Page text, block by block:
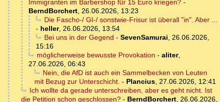
Immigranten im Barbershop für 15 Euro kriegen? -
BerndBorchert, 26.06.2026, 13:23
Die Fascho-/ GI-/ sonstwie-Frisur ist überall "in". Aber ...
- heller, 26.06.2026, 13:54
Bei uns in der Gegend - SevenSamurai, 26.06.2026,
15:16
möglicherweise bewusste Provokation - aliter,
27.06.2026, 06:43
Nein, die AfD ist auch ein Sammelbecken von Leuten
mit Bezug zur Unterschicht. - Plancius, 27.06.2026, 12:41
Ich wollte da gerade unterschreiben, aber es geht nicht. Ist
die Petition schon geschlossen? - BerndBorchert, 26.06.2026,